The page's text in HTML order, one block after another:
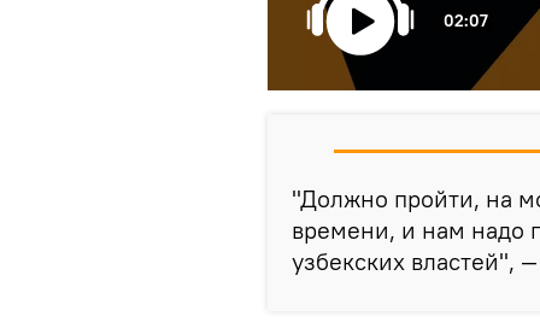
02:07
"Должно пройти, на
времени, и нам надо
узбекских властей",